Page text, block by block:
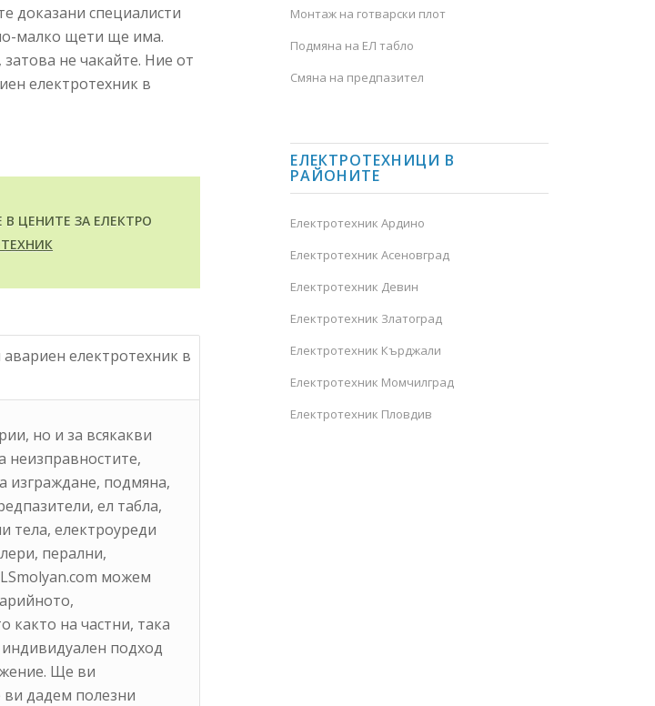
доказани специалисти
малко щети ще има.
не чакайте. Ние от
електротехник в
ЦЕНИТЕ ЗА ЕЛЕКТРО
електротехник в
но и за всякакви
неизправностите,
изграждане, подмяна,
ел табла,
тела, електроуреди
перални,
можем
както на частни, така
подход
Ще ви
дадем полезни
Монтаж на готварски плот
Подмяна на ЕЛ табло
Смяна на предпазител
ЕЛЕКТРОТЕХНИЦИ В
РАЙОНИТЕ
Електротехник Ардино
Електротехник Асеновград
Електротехник Девин
Електротехник Златоград
Електротехник Кърджали
Електротехник Момчилград
Електротехник Пловдив